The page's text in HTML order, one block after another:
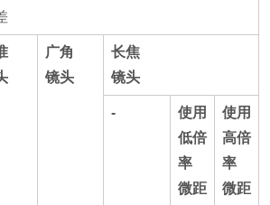
广角
镜头
长焦
镜头
-
使用
低倍
率
微距
使用
高倍
率
微距